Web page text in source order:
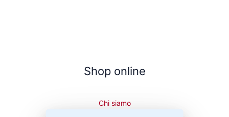
Shop online
Chi siamo